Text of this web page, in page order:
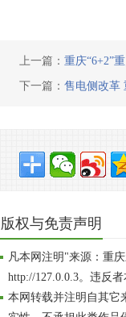
上一篇： 重庆“6+2”
下一篇： 售电侧改革
版权与免责声明
凡本网注明"来源：重
http://127.0.0.3。违反
本网转载并注明自其它